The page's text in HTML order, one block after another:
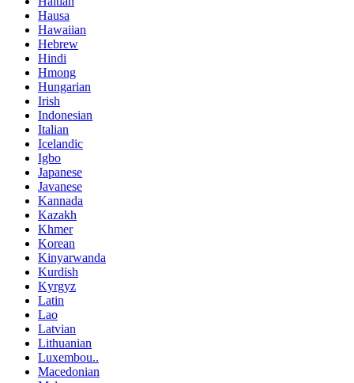
Hausa
Hawaiian
Hebrew
Hindi
Hmong
Hungarian
Irish
Indonesian
Italian
Icelandic
Igbo
Japanese
Javanese
Kannada
Kazakh
Khmer
Korean
Kinyarwanda
Kurdish
Kyrgyz
Latin
Lao
Latvian
Lithuanian
Luxembou..
Macedonian